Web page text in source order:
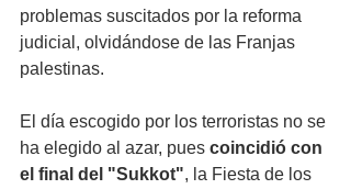
problemas suscitados por la reforma
judicial, olvidándose de las Franjas
palestinas.
El día escogido por los terroristas no se
ha elegido al azar, pues coincidió con
el final del "Sukkot", la Fiesta de los